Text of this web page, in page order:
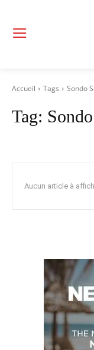
Accueil Tags Sondo
Tag:
Aucun article à